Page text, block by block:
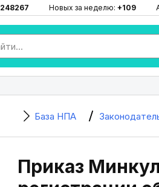
248267 Новых за неделю: +109
База НПА
Приказ